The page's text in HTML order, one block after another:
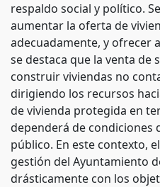
respaldo social y político.
aumentar la oferta de
adecuadamente, y ofrecer
se destaca que la venta de
construir viviendas no
dirigiendo los recursos
de vivienda protegida en
dependerá de condiciones
público. En este contexto,
gestión del Ayuntamiento
drásticamente con los